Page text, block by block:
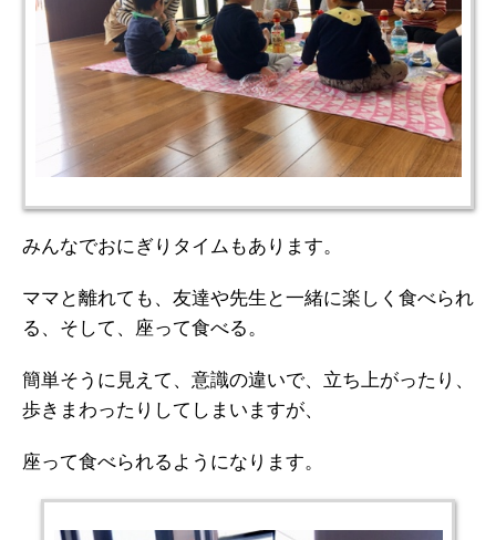
みんなでおにぎりタイムもあります。
ママと離れても、友達や先生と一緒に楽しく食べられ
る、そして、座って食べる。
簡単そうに見えて、意識の違いで、立ち上がったり、
歩きまわったりしてしまいますが、
座って食べられるようになります。